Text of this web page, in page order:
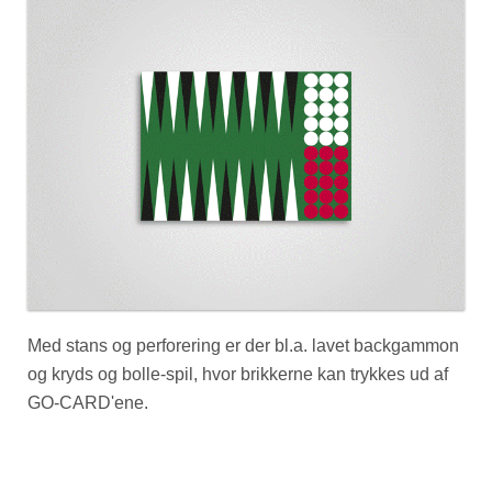
Med stans og perforering er der bl.a. lavet backgammon
og kryds og bolle-spil, hvor brikkerne kan trykkes ud af
GO-CARD'ene.